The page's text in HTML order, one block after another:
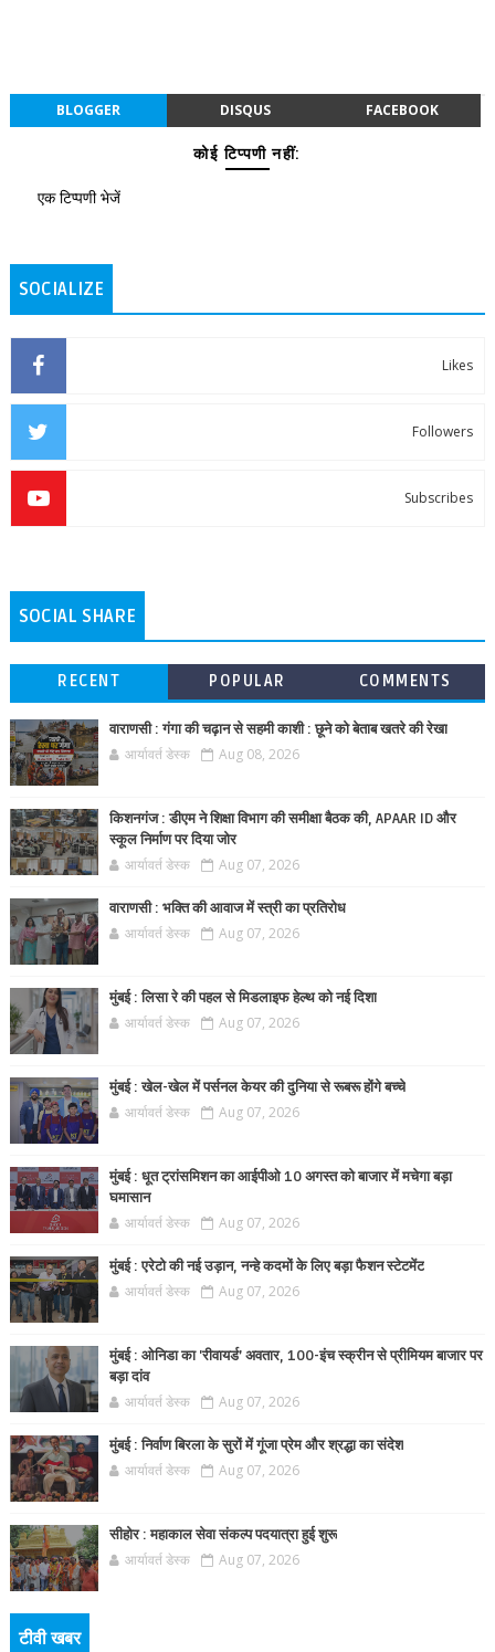
BLOGGER DISQUS FACEBOOK
कोई टिप्पणी नहीं:
एक टिप्पणी भेजें
SOCIALIZE
Likes
Followers
Subscribes
SOCIAL SHARE
RECENT POPULAR COMMENTS
वाराणसी : गंगा की चढ़ान से सहमी काशी : छूने को बेताब खतरे की रेखा
आर्यावर्त डेस्क Aug 08, 2026
किशनगंज : डीएम ने शिक्षा विभाग की समीक्षा बैठक की, APAAR ID और
स्कूल निर्माण पर दिया जोर
आर्यावर्त डेस्क Aug 07, 2026
वाराणसी : भक्ति की आवाज में स्त्री का प्रतिरोध
आर्यावर्त डेस्क Aug 07, 2026
मुंबई : लिसा रे की पहल से मिडलाइफ हेल्थ को नई दिशा
आर्यावर्त डेस्क Aug 07, 2026
मुंबई : खेल-खेल में पर्सनल केयर की दुनिया से रूबरू होंगे बच्चे
आर्यावर्त डेस्क Aug 07, 2026
मुंबई : धूत ट्रांसमिशन का आईपीओ 10 अगस्त को बाजार में मचेगा बड़ा
घमासान
आर्यावर्त डेस्क Aug 07, 2026
मुंबई : एरेटो की नई उड़ान, नन्हे कदमों के लिए बड़ा फैशन स्टेटमेंट
आर्यावर्त डेस्क Aug 07, 2026
मुंबई : ओनिडा का 'रीवायर्ड’ अवतार, 100-इंच स्क्रीन से प्रीमियम बाजार पर
बड़ा दांव
आर्यावर्त डेस्क Aug 07, 2026
मुंबई : निर्वाण बिरला के सुरों में गूंजा प्रेम और श्रद्धा का संदेश
आर्यावर्त डेस्क Aug 07, 2026
सीहोर : महाकाल सेवा संकल्प पदयात्रा हुई शुरू
आर्यावर्त डेस्क Aug 07, 2026
टीवी खबर